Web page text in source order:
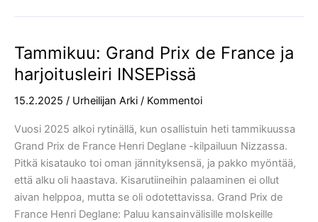
Tammikuu: Grand Prix de France ja
harjoitusleiri INSEPissä
15.2.2025 / Urheilijan Arki / Kommentoi
Vuosi 2025 alkoi rytinällä, kun osallistuin heti tammikuussa
Grand Prix de France Henri Deglane -kilpailuun Nizzassa.
Pitkä kisatauko toi oman jännityksensä, ja pakko myöntää,
että alku oli haastava. Kisarutiineihin palaaminen ei ollut
aivan helppoa, mutta se oli odotettavissa. Grand Prix de
France Henri Deglane: Paluu kansainvälisille molskeille
Tammikuu:
Grand
Prix
de
ja
harjoitusleiri
INSEPissä